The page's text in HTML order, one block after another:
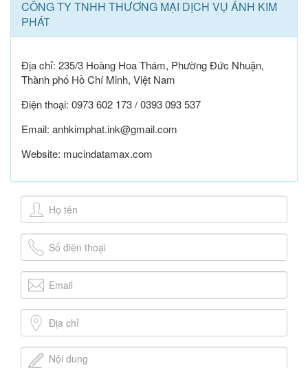
CÔNG TY TNHH THƯƠNG MẠI DỊCH VỤ ÁNH KIM
PHÁT
Địa chỉ: 235/3 Hoàng Hoa Thám, Phường Đức Nhuận,
Thành phố Hồ Chí Minh, Việt Nam
Điện thoại: 0973 602 173 / 0393 093 537
Email: anhkimphat.ink@gmail.com
Website: mucindatamax.com